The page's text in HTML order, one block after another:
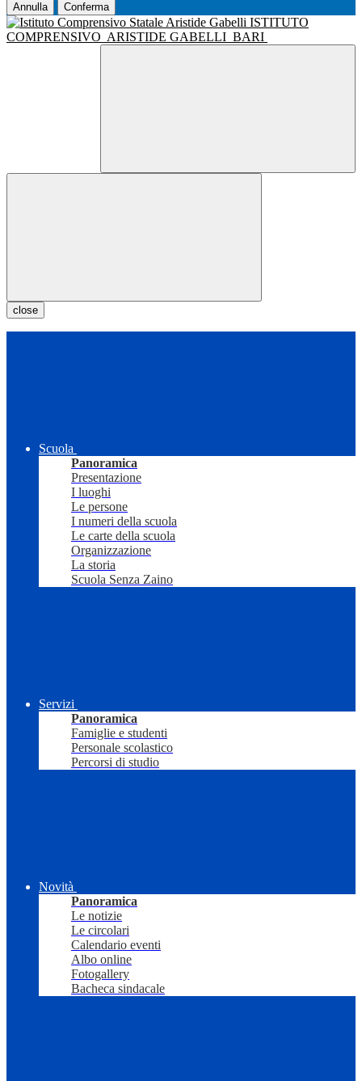
Annulla Conferma
ISTITUTO
COMPRENSIVO ARISTIDE GABELLI BARI
close
Scuola
Panoramica
Presentazione
I luoghi
Le persone
I numeri della scuola
Le carte della scuola
Organizzazione
La storia
Scuola Senza Zaino
Servizi
Panoramica
Famiglie e studenti
Personale scolastico
Percorsi di studio
Novità
Panoramica
Le notizie
Le circolari
Calendario eventi
Albo online
Fotogallery
Bacheca sindacale